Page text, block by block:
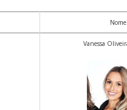
Nome
Vanessa